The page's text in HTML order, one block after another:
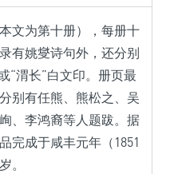
文为第十册），每册十
有姚燮诗句外，还分别
“渭长”白文印。册页最
别有任熊、熊松之、吴
、李鸿裔等人题跋。据
完成于咸丰元年（1851
。